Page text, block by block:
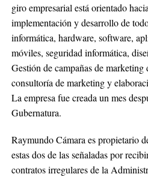
giro empresarial está orientado
implementación y desarrollo de
informática, hardware, software,
móviles, seguridad informática,
Gestión de campañas de
consultoría de marketing y
La empresa fue creada un mes
Gubernatura.
Raymundo Cámara es propietario
estas dos de las señaladas por
contratos irregulares de la